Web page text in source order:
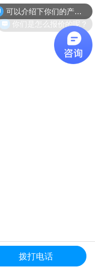
可以介绍下你们的产品么？
你们是怎么报价的呢？
拨打电话